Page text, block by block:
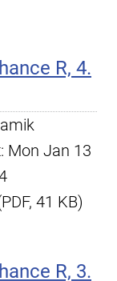
R, 4.
Mon Jan 13
41 KB)
R, 3.